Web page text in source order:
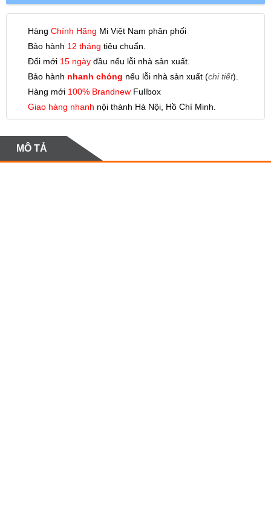
Hàng Chính Hãng Mi Việt Nam phân phối
Bảo hành 12 tháng tiêu chuẩn.
Đổi mới 15 ngày đầu nếu lỗi nhà sản xuất.
Bảo hành nhanh chóng nếu lỗi nhà sản xuất (chi tiết).
Hàng mới 100% Brandnew Fullbox
Giao hàng nhanh nội thành Hà Nội, Hồ Chí Minh.
MÔ TẢ